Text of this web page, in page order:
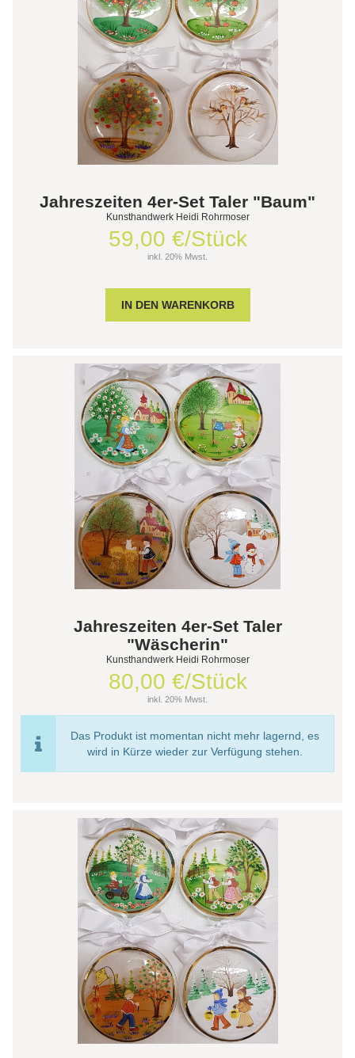
Jahreszeiten 4er-Set Taler "Baum"
Kunsthandwerk Heidi Rohrmoser
59,00 €/Stück
inkl. 20% Mwst.
Jahreszeiten 4er-Set Taler
"Wäscherin"
Kunsthandwerk Heidi Rohrmoser
80,00 €/Stück
inkl. 20% Mwst.
Das Produkt ist momentan nicht mehr lagernd, es
wird in Kürze wieder zur Verfügung stehen.